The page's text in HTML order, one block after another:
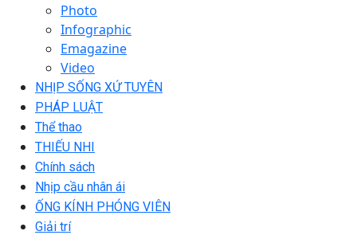
Photo
Infographic
Emagazine
Video
NHỊP SỐNG XỨ TUYÊN
PHÁP LUẬT
Thể thao
THIẾU NHI
Chính sách
Nhịp cầu nhân ái
ỐNG KÍNH PHÓNG VIÊN
Giải trí